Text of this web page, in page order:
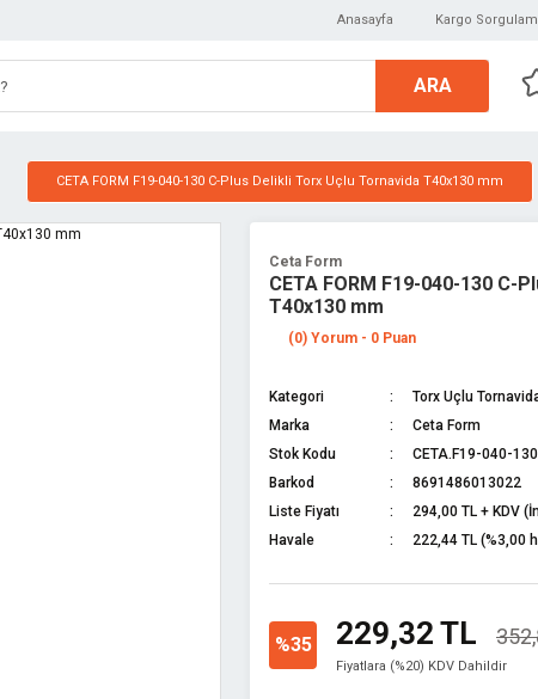
Anasayfa Kargo
ARA
CETA FORM F19-040-130 C-Plus Delikli Torx Uçlu Tornavida T40x130 mm
Ceta Form
CETA FORM F19-040-130 C-
T40x130 mm
(0) Yorum - 0 Puan
Kategori
Torx Uçlu
Marka
Ceta Form
Stok Kodu
CETA.F19-040-130
Barkod
8691486013022
Liste Fiyatı
294,00 TL + KDV
Havale
222,44 TL (%3,00
%35 229,32 TL
Fiyatlara (%20) KDV Dahildir